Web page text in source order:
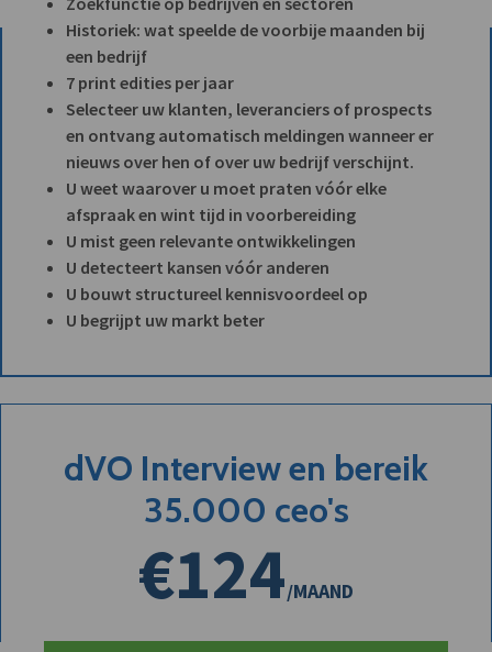
Historiek: wat speelde de voorbije maanden bij
een bedrijf
7 print edities per jaar
Selecteer uw klanten, leveranciers of prospects
en ontvang automatisch meldingen wanneer er
nieuws over hen of over uw bedrijf verschijnt.
U weet waarover u moet praten vóór elke
afspraak en wint tijd in voorbereiding
U mist geen relevante ontwikkelingen
U detecteert kansen vóór anderen
U bouwt structureel kennisvoordeel op
U begrijpt uw markt beter
dVO Interview en bereik
35.000 ceo's
€124/MAAND